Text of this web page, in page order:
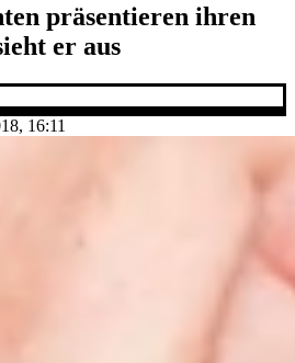
präsentieren ihren
er aus
16:11